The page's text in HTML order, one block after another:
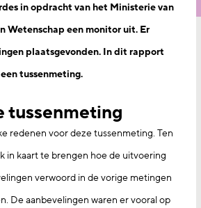
in opdracht van het Ministerie van
Wetenschap een monitor uit. Er
plaatsgevonden. In dit rapport
tussenmeting.
tussenmeting
redenen voor deze tussenmeting. Ten
in kaart te brengen hoe de uitvoering
verwoord in de vorige metingen
De aanbevelingen waren er vooral op